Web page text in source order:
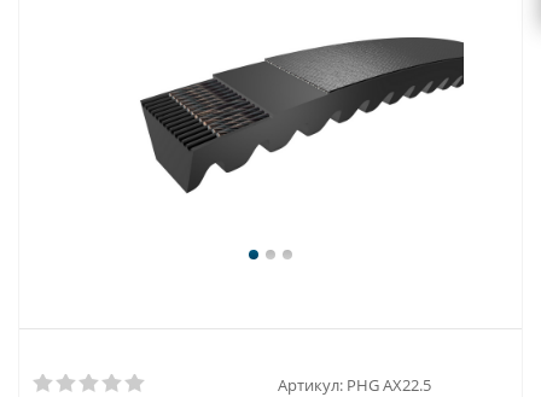
Артикул: PHG AX22.5